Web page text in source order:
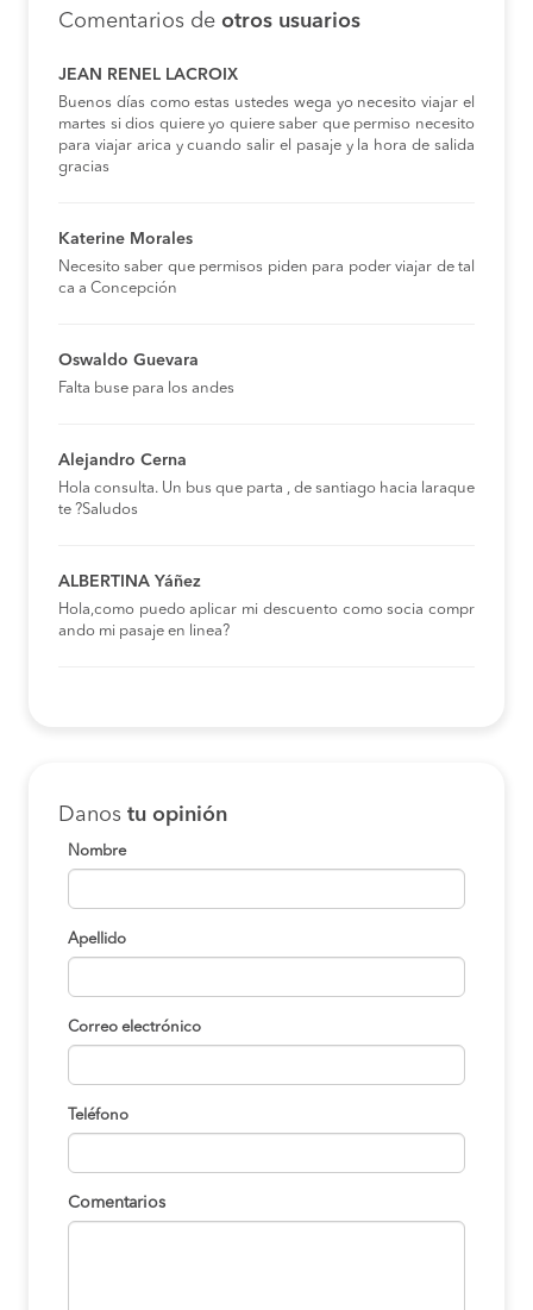
Comentarios de otros usuarios
JEAN RENEL LACROIX
Buenos días como estas ustedes wega yo necesito viajar el
martes si dios quiere yo quiere saber que permiso necesito
para viajar arica y cuando salir el pasaje y la hora de salida
gracias
Katerine Morales
Necesito saber que permisos piden para poder viajar de tal
ca a Concepción
Oswaldo Guevara
Falta buse para los andes
Alejandro Cerna
Hola consulta. Un bus que parta , de santiago hacia laraque
te ?Saludos
ALBERTINA Yáñez
Hola,como puedo aplicar mi descuento como socia compr
ando mi pasaje en linea?
Danos tu opinión
Nombre
Apellido
Correo electrónico
Teléfono
Comentarios